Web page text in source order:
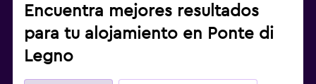
Encuentra mejores resultados
para tu alojamiento en Ponte di
Legno